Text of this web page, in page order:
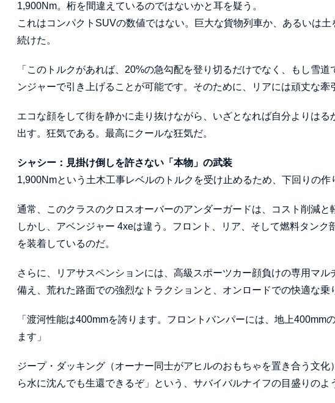
1,900Nm。桁を間違えているのではないかと耳を疑う。
これはコンパクトSUVの数値ではない。巨大な貨物列車か、あるいは
続けた。
「このトルクがあれば、20%の急勾配を登り切るだけでなく、もし雪
ンジャーで引き上げることが可能です。そのために、リアには頑丈な牽
エコな顔をして街を静かに走り抜けながら、いざとなれば自分よりは
出す。狂気である。最高にクールな狂気だ。
シャシー：見掛け倒しを許さない「本物」の武装
1,900Nmという土木工事レベルのトルクを受け止めるため、下回りの作
通常、このクラスのクロスオーバーのアンダーガードは、コスト削減と
しかし、アベンジャー 4xeは違う。フロント、リア、そして燃料タン
を装着しているのだ。
さらに、リアサスペンションには、高級スポーツカー顔負けの専用マ
備え、荒れた路面での強烈なトラクションと、オンロードでの快適な乗
「渡河性能は400mmを誇ります。フロントバンパーには、地上
ます」
ジープ・ダッキング（オーナー同士がアヒルのおもちゃを置き合う文
ら水に沈んでも生還できるぞ」という、サバイバルナイフの目盛りのよ